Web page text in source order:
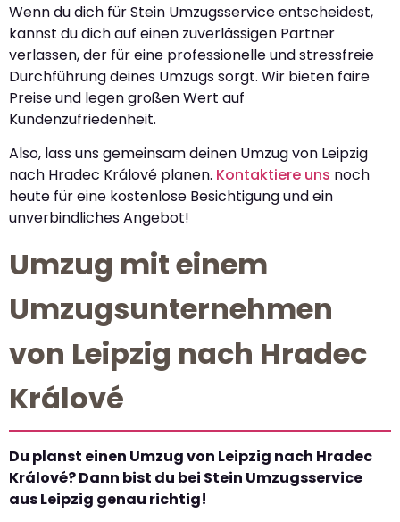
Wenn du dich für Stein Umzugsservice entscheidest,
kannst du dich auf einen zuverlässigen Partner
verlassen, der für eine professionelle und stressfreie
Durchführung deines Umzugs sorgt. Wir bieten faire
Preise und legen großen Wert auf
Kundenzufriedenheit.
Also, lass uns gemeinsam deinen Umzug von Leipzig
nach Hradec Králové planen. Kontaktiere uns noch
heute für eine kostenlose Besichtigung und ein
unverbindliches Angebot!
Umzug mit einem
Umzugsunternehmen
von Leipzig nach Hradec
Králové
Du planst einen Umzug von Leipzig nach Hradec
Králové? Dann bist du bei Stein Umzugsservice
aus Leipzig genau richtig!